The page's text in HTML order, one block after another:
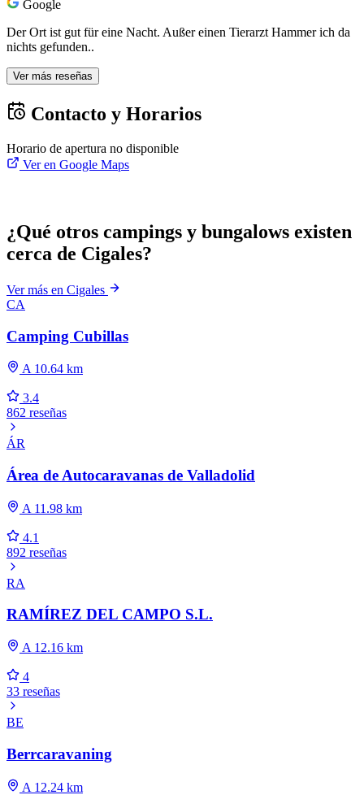
Google
Der Ort ist gut für eine Nacht. Außer einen Tierarzt Hammer ich da
nichts gefunden..
Ver más reseñas
Contacto y Horarios
Horario de apertura no disponible
Ver en Google Maps
¿Qué otros campings y bungalows existen
cerca de Cigales?
Ver más en Cigales
CA
Camping Cubillas
A 10.64 km
3.4
862 reseñas
ÁR
Área de Autocaravanas de Valladolid
A 11.98 km
4.1
892 reseñas
RA
RAMÍREZ DEL CAMPO S.L.
A 12.16 km
4
33 reseñas
BE
Berrcaravaning
A 12.24 km